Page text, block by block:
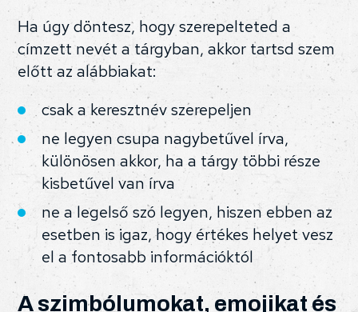
Ha úgy döntesz, hogy szerepelteted a
címzett nevét a tárgyban, akkor tartsd szem
előtt az alábbiakat:
csak a keresztnév szerepeljen
ne legyen csupa nagybetűvel írva,
különösen akkor, ha a tárgy többi része
kisbetűvel van írva
ne a legelső szó legyen, hiszen ebben az
esetben is igaz, hogy értékes helyet vesz
el a fontosabb információktól
A szimbólumokat, emojikat és